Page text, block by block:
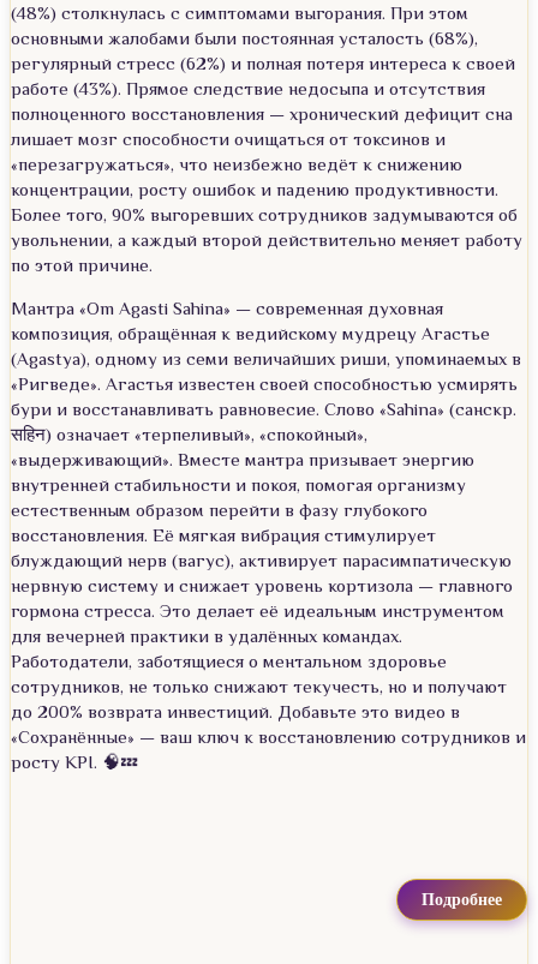
(48%) столкнулась с симптомами выгорания. При этом
основными жалобами были постоянная усталость (68%),
регулярный стресс (62%) и полная потеря интереса к своей
работе (43%). Прямое следствие недосыпа и отсутствия
полноценного восстановления — хронический дефицит сна
лишает мозг способности очищаться от токсинов и
«перезагружаться», что неизбежно ведёт к снижению
концентрации, росту ошибок и падению продуктивности.
Более того, 90% выгоревших сотрудников задумываются об
увольнении, а каждый второй действительно меняет работу
по этой причине.
Мантра «Om Agasti Sahina» — современная духовная
композиция, обращённая к ведийскому мудрецу Агастье
(Agastya), одному из семи величайших риши, упоминаемых в
«Ригведе». Агастья известен своей способностью усмирять
бури и восстанавливать равновесие. Слово «Sahina» (санскр.
सहिन) означает «терпеливый», «спокойный»,
«выдерживающий». Вместе мантра призывает энергию
внутренней стабильности и покоя, помогая организму
естественным образом перейти в фазу глубокого
восстановления. Её мягкая вибрация стимулирует
блуждающий нерв (вагус), активирует парасимпатическую
нервную систему и снижает уровень кортизола — главного
гормона стресса. Это делает её идеальным инструментом
для вечерней практики в удалённых командах.
Работодатели, заботящиеся о ментальном здоровье
сотрудников, не только снижают текучесть, но и получают
до 200% возврата инвестиций. Добавьте это видео в
«Сохранённые» — ваш ключ к восстановлению сотрудников и
росту KPI. 🧠💤
Подробнее